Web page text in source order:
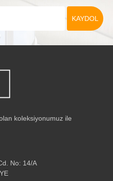
koleksiyonumuz ile
No: 14/A